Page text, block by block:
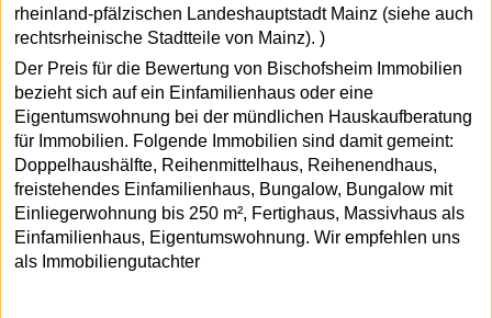
rheinland-pfälzischen Landeshauptstadt Mainz (siehe auch
rechtsrheinische Stadtteile von Mainz). )
Der Preis für die Bewertung von Bischofsheim Immobilien
bezieht sich auf ein Einfamilienhaus oder eine
Eigentumswohnung bei der mündlichen Hauskaufberatung
für Immobilien. Folgende Immobilien sind damit gemeint:
Doppelhaushälfte, Reihenmittelhaus, Reihenendhaus,
freistehendes Einfamilienhaus, Bungalow, Bungalow mit
Einliegerwohnung bis 250 m², Fertighaus, Massivhaus als
Einfamilienhaus, Eigentumswohnung. Wir empfehlen uns
als Immobiliengutachter